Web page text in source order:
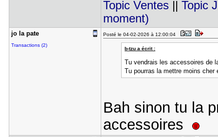
Topic Ventes|| Topic
moment)
jo la pate
Transactions (2)
Posté le 04-02-2026 à 12:00:04
b-tzu a écrit :
Tu vendrais les accessoires de
Tu pourras la mettre moins
Bah sinon tu la
accessoires